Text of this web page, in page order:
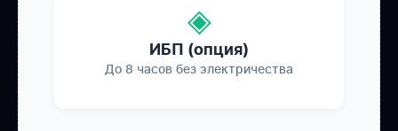
◈
ИБП (опция)
До 8 часов без электричества